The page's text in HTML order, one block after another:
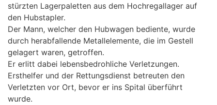
stürzten Lagerpaletten aus dem Hochregallager auf
den Hubstapler.
Der Mann, welcher den Hubwagen bediente, wurde
durch herabfallende Metallelemente, die im Gestell
gelagert waren, getroffen.
Er erlitt dabei lebensbedrohliche Verletzungen.
Ersthelfer und der Rettungsdienst betreuten den
Verletzten vor Ort, bevor er ins Spital überführt
wurde.